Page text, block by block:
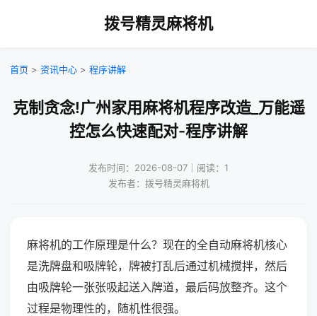
拨号精灵麻将机
首页 > 资讯中心 > 程序讲解
克制贪念!广州家用麻将机程序改造_万能遥
控怎么快速配对-程序讲解
发布时间：2026-08-07｜阅读：1
发布者：拨号精灵麻将机
麻将机的工作原理是什么？现在的全自动麻将机核心
是洗牌盘和吸牌轮，牌被打乱后通过机械搅拌，然后
由吸牌轮一张张吸起送入牌道，最后码放整齐。这个
过程是物理性的，随机性很强。